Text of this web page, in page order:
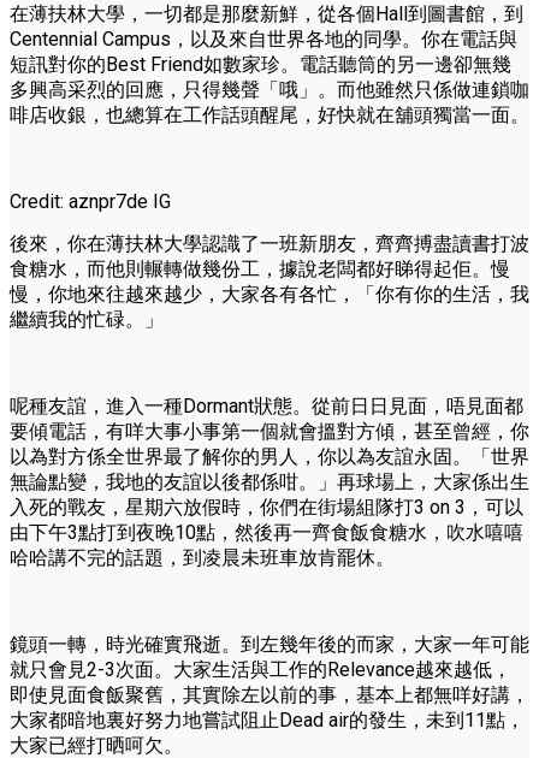
在薄扶林大學，一切都是那麼新鮮，從各個Hall到圖書館，到
Centennial Campus，以及來自世界各地的同學。你在電話與
短訊對你的Best Friend如數家珍。電話聽筒的另一邊卻無幾
多興高采烈的回應，只得幾聲「哦」。而他雖然只係做連鎖咖
啡店收銀，也總算在工作話頭醒尾，好快就在舖頭獨當一面。
Credit: aznpr7de IG
後來，你在薄扶林大學認識了一班新朋友，齊齊搏盡讀書打波
食糖水，而他則輾轉做幾份工，據說老闆都好睇得起佢。慢
慢，你地來往越來越少，大家各有各忙，「你有你的生活，我
繼續我的忙碌。」
呢種友誼，進入一種Dormant狀態。從前日日見面，唔見面都
要傾電話，有咩大事小事第一個就會搵對方傾，甚至曾經，你
以為對方係全世界最了解你的男人，你以為友誼永固。「世界
無論點變，我地的友誼以後都係咁。」再球場上，大家係出生
入死的戰友，星期六放假時，你們在街場組隊打3 on 3，可以
由下午3點打到夜晚10點，然後再一齊食飯食糖水，吹水嘻嘻
哈哈講不完的話題，到凌晨未班車放肯罷休。
鏡頭一轉，時光確實飛逝。到左幾年後的而家，大家一年可能
就只會見2-3次面。大家生活與工作的Relevance越來越低，
即使見面食飯聚舊，其實除左以前的事，基本上都無咩好講，
大家都暗地裏好努力地嘗試阻止Dead air的發生，未到11點，
大家已經打晒呵欠。